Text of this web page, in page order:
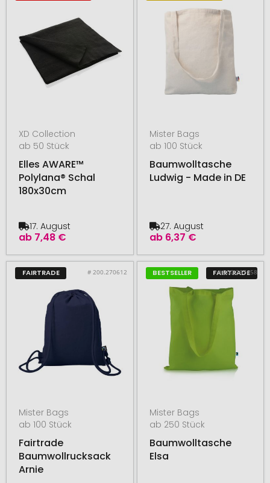
XD Collection
ab 50 Stück
Elles AWARE™
Polylana® Schal
180x30cm
ab 7,48 €
17. August
Mister Bags
ab 100 Stück
Baumwolltasche
Ludwig - Made in DE
ab 6,37 €
27. August
FAIRTRADE # 200.270612
Mister Bags
ab 100 Stück
Fairtrade
Baumwollrucksack
Arnie
BESTSELLER FAIRTRADE
# 200.267658
Mister Bags
ab 250 Stück
Baumwolltasche
Elsa